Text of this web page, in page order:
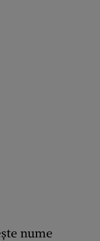
nume